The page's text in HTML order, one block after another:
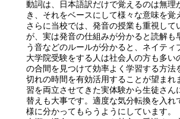
動詞は、日本語訳だけで覚えるのは無
き、それをベースにして様々な意味を覚
さらに当校では、発音の授業も重視し
が、実は発音の仕組みが分かると読解
う音などのルールが分かると、ネイテ
大学院受験をする人は社会人の方も多
の合間を見つけて効率よく学習する方
切れの時間を有効活用することが望ま
習を両立させてきた実体験から生徒さ
替えも大事です。適度な気分転換を入
様に分かってもらうようにしています。